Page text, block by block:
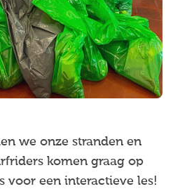
we onze stranden en
komen graag op
voor een interactieve les!